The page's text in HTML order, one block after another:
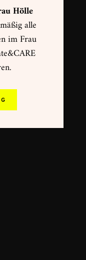
Hölle
alle
im Frau